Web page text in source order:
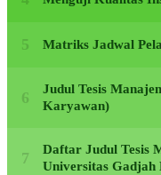
Matriks Jadwal
Judul Tesis
Karyawan)
Daftar Judul Tesis
Universitas Gadjah